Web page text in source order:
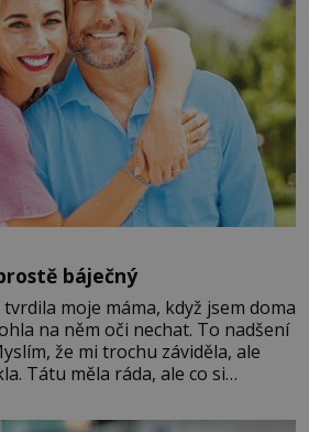
báječný
moje máma, když jsem doma
na něm oči nechat. To nadšení
že mi trochu záviděla, ale
Tátu měla ráda, ale co si
byla jiná doba, když